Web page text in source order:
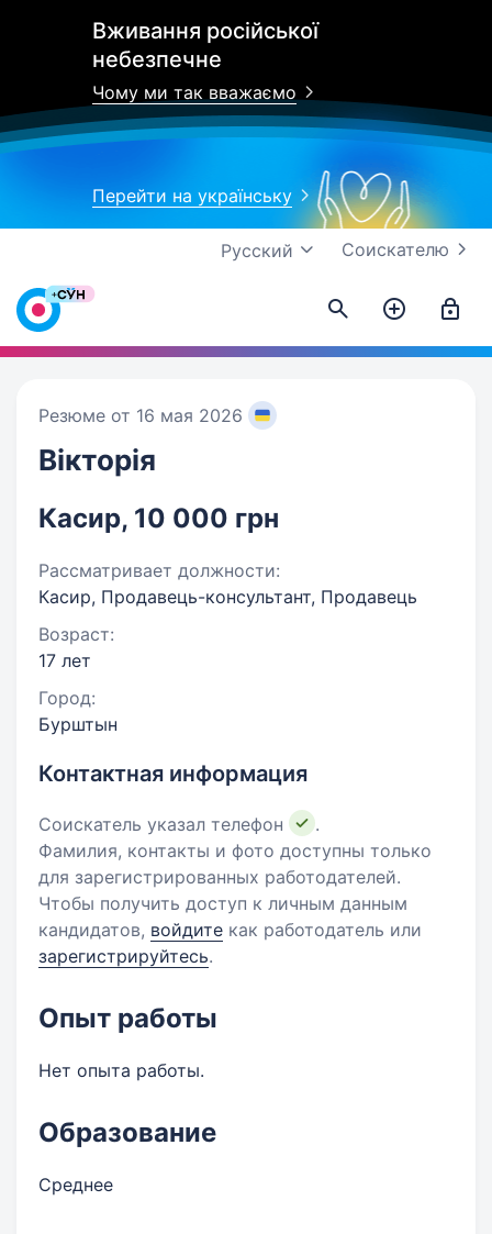
Вживання російської
небезпечне
Чому ми так вважаємо
Перейти на українську
Соискателю
Русский
Резюме от 16 мая 2026
Вікторія
Касир, 10 000 грн
Рассматривает должности:
Касир, Продавець-консультант, Продавець
Возраст:
17 лет
Город:
Бурштын
Контактная информация
Соискатель указал телефон
.
Фамилия, контакты и фото доступны только
для зарегистрированных работодателей.
Чтобы получить доступ к личным данным
кандидатов, войдите как работодатель или
зарегистрируйтесь.
Опыт работы
Нет опыта работы.
Образование
Среднее